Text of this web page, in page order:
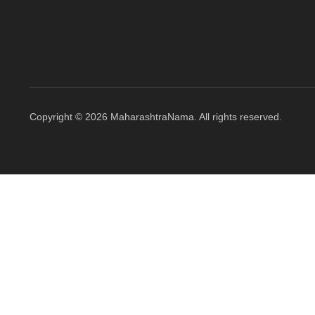
Copyright © 2026 MaharashtraNama. All rights reserved.